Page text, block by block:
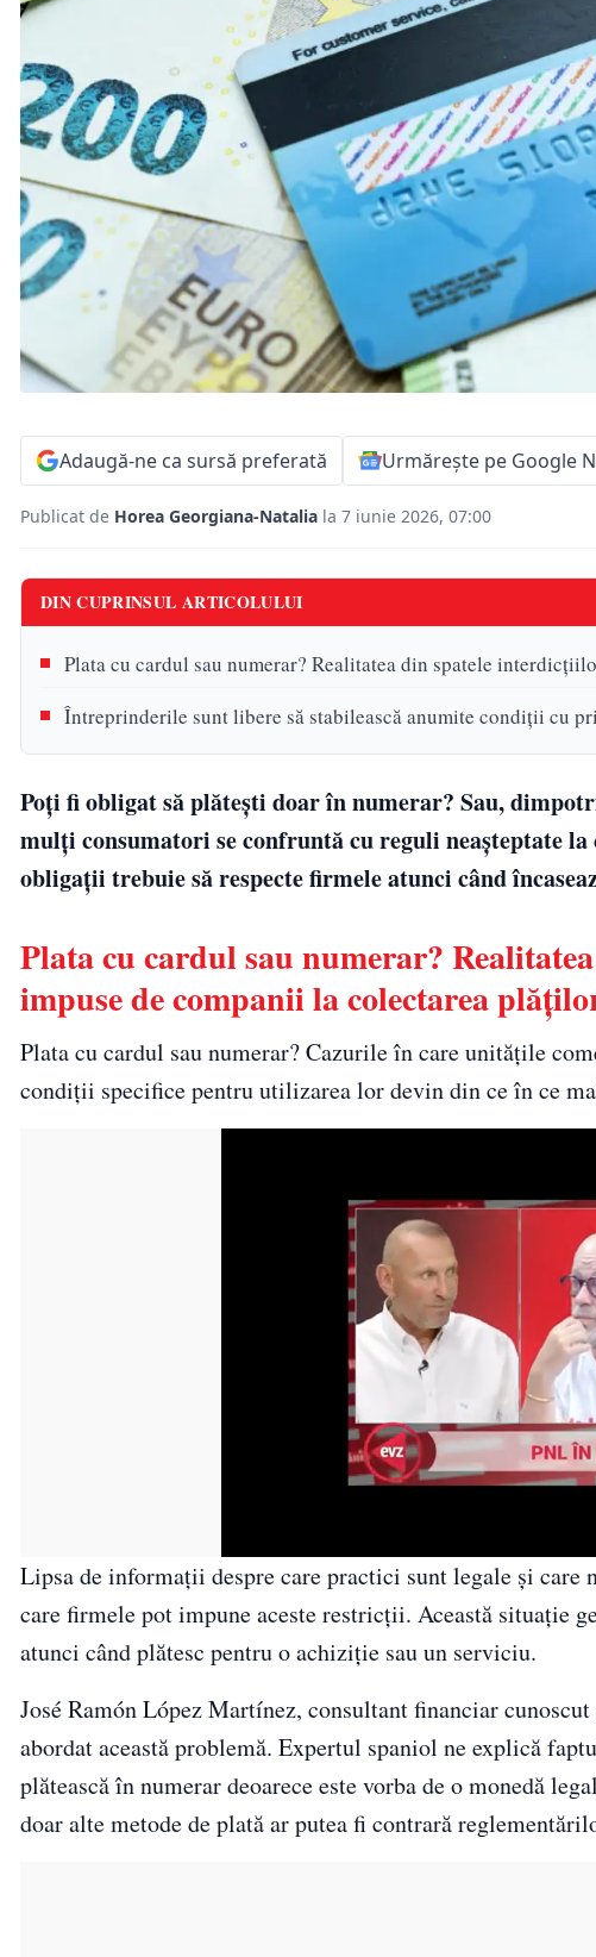
Adaugă-ne ca sursă preferată Urmărește pe Google
Publicat de Horea Georgiana-Natalia la 7 iunie 2026, 07:00
DIN CUPRINSUL ARTICOLULUI
Plata cu cardul sau numerar? Realitatea din spatele
Întreprinderile sunt libere să stabilească anumite condiții cu
Poți fi obligat să plătești doar în numerar? Sau,
mulți consumatori se confruntă cu reguli neașteptate
obligații trebuie să respecte firmele atunci când
Plata cu cardul sau numerar?
impuse de companii la colectarea
Plata cu cardul sau numerar? Cazurile în care unitățile
condiții specifice pentru utilizarea lor devin din ce în ce
Lipsa de informații despre care practici sunt legale și
care firmele pot impune aceste restricții. Această situație
atunci când plătesc pentru o achiziție sau un serviciu.
José Ramón López Martínez, consultant financiar
abordat această problemă. Expertul spaniol ne explică
plătească în numerar deoarece este vorba de o monedă
doar alte metode de plată ar putea fi contrară